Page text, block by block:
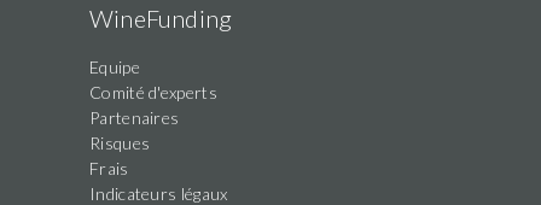
WineFunding
Equipe
Comité d'experts
Partenaires
Risques
Frais
Indicateurs légaux